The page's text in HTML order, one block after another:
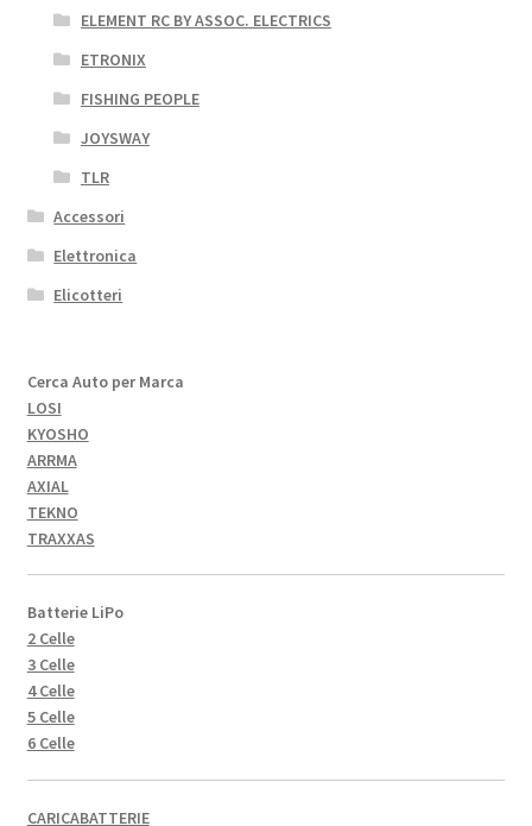
ELEMENT RC BY ASSOC. ELECTRICS
ETRONIX
FISHING PEOPLE
JOYSWAY
TLR
Accessori
Elettronica
Elicotteri
Cerca Auto per Marca
LOSI
KYOSHO
ARRMA
AXIAL
TEKNO
TRAXXAS
Batterie LiPo
2 Celle
3 Celle
4 Celle
5 Celle
6 Celle
CARICABATTERIE